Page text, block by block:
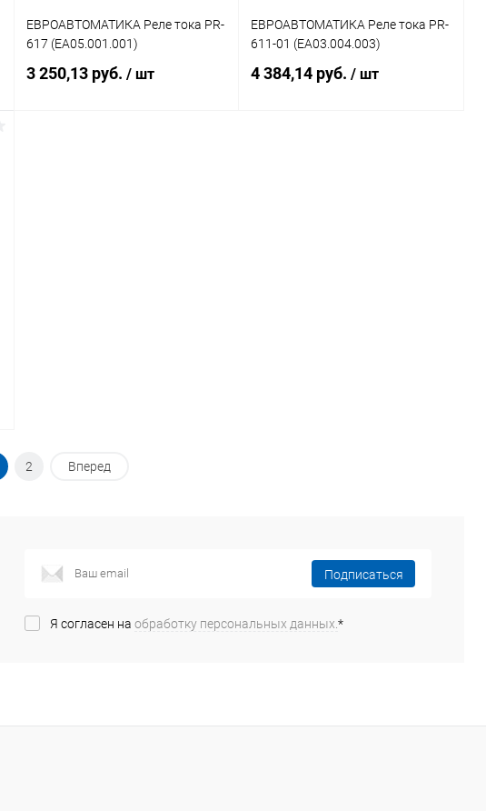
ЕВРОАВТОМАТИКА Реле тока PR-
617 (EA05.001.001)
3 250,13 руб. / шт
ЕВРОАВТОМАТИКА Реле тока PR-
611-01 (EA03.004.003)
4 384,14 руб./ шт
2 Вперед
Подписаться
Я согласен на обработку персональных данных. *